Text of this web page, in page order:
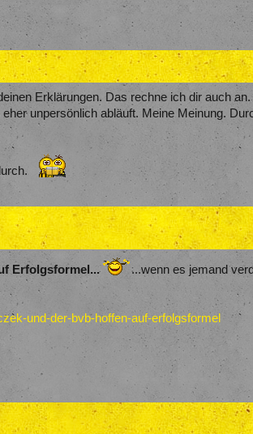
Erklärungen. Das rechne ich dir auch
unpersönlich abläuft. Meine Meinung.
Erfolgsformel...
...wenn es jemand
und-der-bvb-hoffen-auf-erfolgsformel